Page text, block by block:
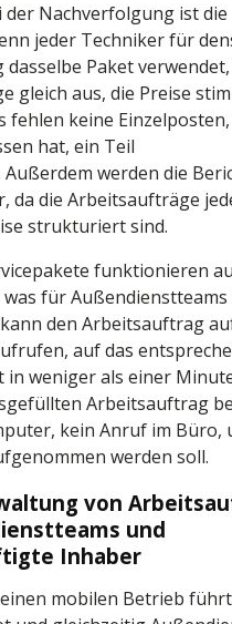
der Nachverfolgung ist die
jeder Techniker für
Paket
gleich aus, die Preise
fehlen keine
hat, ein Teil
werden die
da die Arbeitsaufträge
strukturiert sind.
funktionieren
für Außendienstteams
den Arbeitsauftrag
auf das
in weniger als einer
Arbeitsauftrag
kein Anruf im Büro,
werden soll.
von
und
Inhaber
mobilen Betrieb